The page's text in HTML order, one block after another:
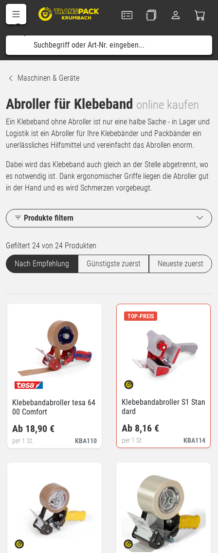
Maschinen & Geräte
Abroller für Klebeband online kaufen
Ein Klebeband ohne Abroller ist nur eine halbe Sache - in Lager und
Logistik ist ein Abroller für Ihre Klebebänder und Packbänder ein
unerlässliches Hilfsmittel und vereinfacht das Abrollen enorm.
Dabei wird das Klebeband auch gleich an der Stelle abgetrennt, wo
es notwendig ist. Dank ergonomischer Griffe liegen die Abroller gut
in der Hand und es wird Schmerzen vorgebeugt.
Produkte filtern
Gefiltert 24 von 24 Produkten
Nach Empfehlung
Günstigste zuerst Neueste zuerst
Klebebandabroller tesa 64
00 Comfort
KBA110
Ab 18,90 €
per 1 St.
TOP-PREIS
Klebebandabroller S1 Stan
dard
KBA114
Ab 8,16 €
per 1 St.